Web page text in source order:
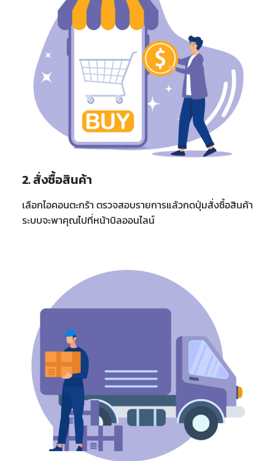
2. สั่งซื้อสินค้า
เลือกไอคอนตะกร้า ตรวจสอบรายการแล้วกดปุ่มสั่งซื้อสินค้า
ระบบจะพาคุณไปที่หน้าบิลออนไลน์